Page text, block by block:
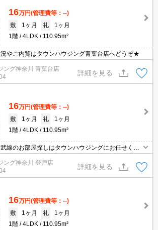
16万円(管理費等：--)
敷
1ヶ月 礼
1ヶ月
1階
4LDK 110.95m²
やご内覧はタウンハウジング青葉台店へどうぞ★
ング神奈川 青葉台店
詳細を見る
16万円(管理費等：--)
敷
1ヶ月 礼
1ヶ月
1階
4LDK 110.95m²
線のお部屋探しはタウンハウジングにお任せくだ
ング神奈川 登戸店
詳細を見る
16万円(管理費等：--)
敷
1ヶ月 礼
1ヶ月
1階
4LDK 110.95m²